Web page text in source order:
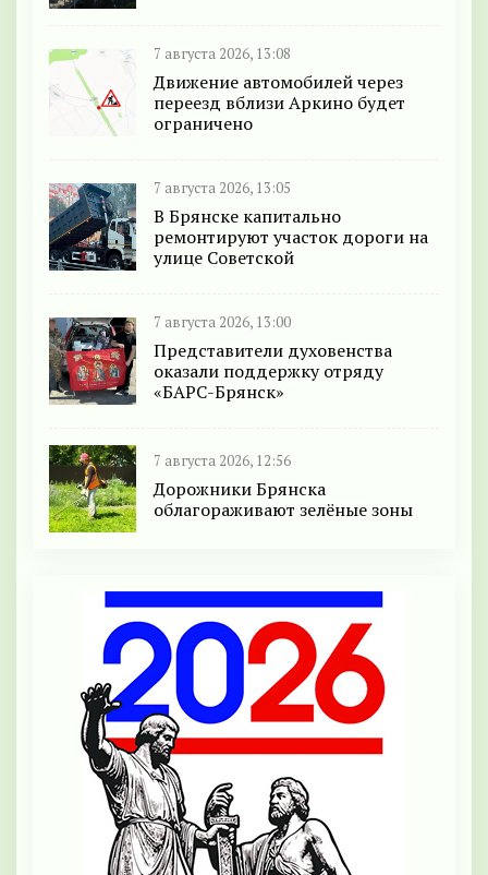
7 августа 2026, 13:08
Движение автомобилей через
переезд вблизи Аркино будет
ограничено
7 августа 2026, 13:05
В Брянске капитально
ремонтируют участок дороги на
улице Советской
7 августа 2026, 13:00
Представители духовенства
оказали поддержку отряду
«БАРС-Брянск»
7 августа 2026, 12:56
Дорожники Брянска
облагораживают зелёные зоны